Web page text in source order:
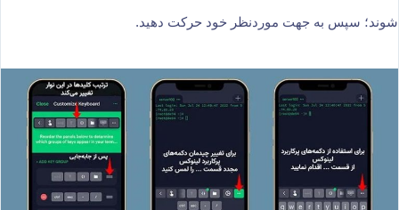
شوند؛ سپس به جهت موردنظر خود حرکت دهید.